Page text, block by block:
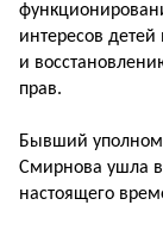
интересов
и
прав.
Бывший
Смирнова ушла в
настоящего